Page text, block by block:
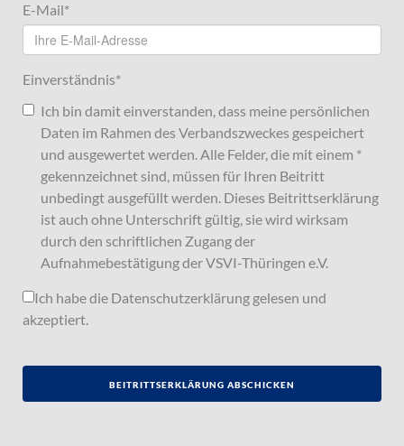
E-Mail*
Einverständnis*
Ich bin damit einverstanden, dass meine persönlichen
Daten im Rahmen des Verbandszweckes gespeichert
und ausgewertet werden. Alle Felder, die mit einem *
gekennzeichnet sind, müssen für Ihren Beitritt
unbedingt ausgefüllt werden. Dieses Beitrittserklärung
ist auch ohne Unterschrift gültig, sie wird wirksam
durch den schriftlichen Zugang der
Aufnahmebestätigung der VSVI-Thüringen e.V.
Ich habe die Datenschutzerklärung gelesen und
akzeptiert.